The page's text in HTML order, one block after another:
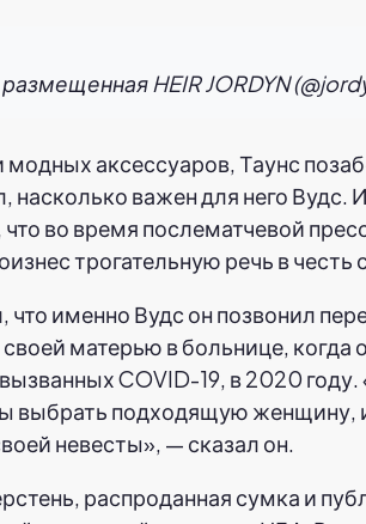
HEIR JORDYN
аксессуаров, Таунс
насколько важен для него Вудс.
во время послематчевой
трогательную речь в честь
что именно Вудс он позвонил
матерью в больнице, когда
COVID-19, в 2020 году.
выбрать подходящую женщину,
невесты», — сказал он.
распроданная сумка и